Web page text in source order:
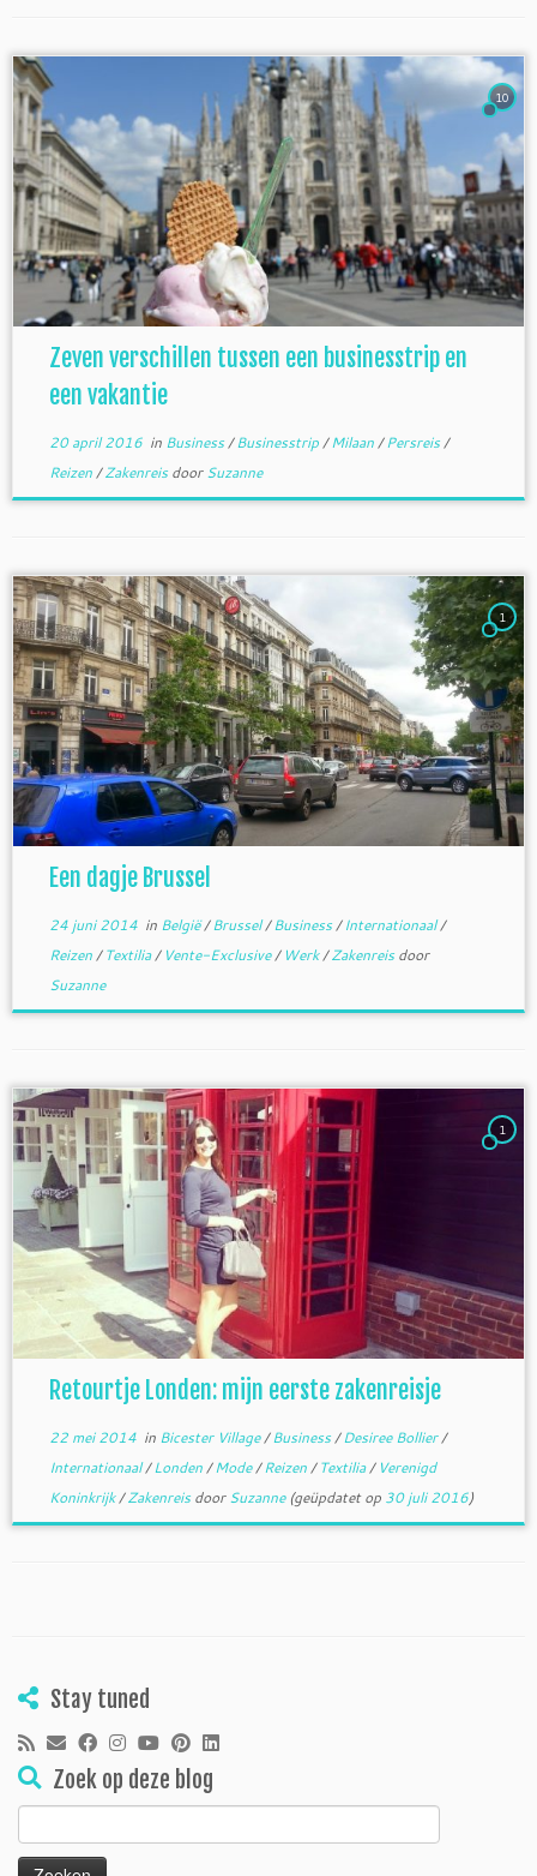
10
Zeven verschillen tussen een businesstrip en
een vakantie
20 april 2016in Business/Businesstrip/Milaan/Persreis/
Reizen/ZakenreisdoorSuzanne
1
Een dagje Brussel
24 juni 2014in België/Brussel/Business/Internationaal/
Reizen/Textilia/ Vente-Exclusive/ Werk/Zakenreisdoor
Suzanne
1
Retourtje Londen: mijn eerste zakenreisje
22 mei 2014in Bicester Village/Business/Desiree Bollier/
Internationaal/Londen/Mode/Reizen/Textilia/ Verenigd
Koninkrijk/ZakenreisdoorSuzanne(geüpdatet op 30 juli 2016)
Stay tuned
Zoek op deze blog
Zoeken
naar: